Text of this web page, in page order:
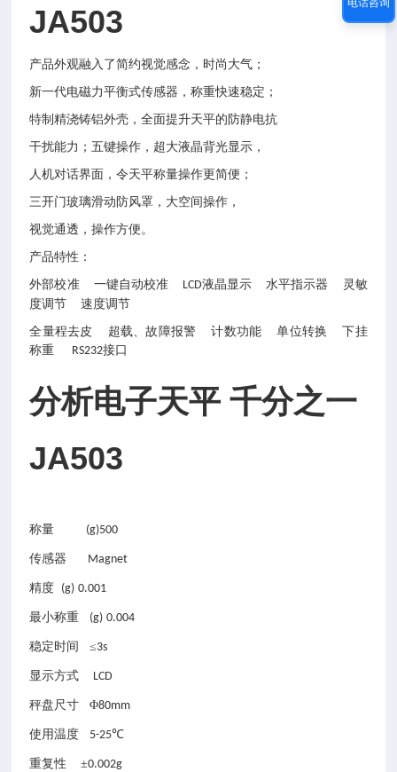
JA503
产品外观融入了简约视觉感念，时尚大气；
新一代电磁力平衡式传感器，称重快速稳定；
特制精浇铸铝外壳，全面提升天平的防静电抗
干扰能力；五键操作，超大液晶背光显示，
人机对话界面，令天平称量操作更简便；
三开门玻璃滑动防风罩，大空间操作，
视觉通透，操作方便。
产品特性：
外部校准 一键自动校准 LCD液晶显示 水平指示器 灵敏
度调节 速度调节
全量程去皮 超载、故障报警 计数功能 单位转换
下挂
称重
RS232接口
分析电子天平 千分之一
JA503
称量 (g)500
传感器 Magnet
精度 (g) 0.001
最小称重 (g) 0.004
稳定时间 ≤3s
显示方式 LCD
秤盘尺寸 Φ80mm
使用温度 5-25℃
重复性 ±0.002g
电话咨询